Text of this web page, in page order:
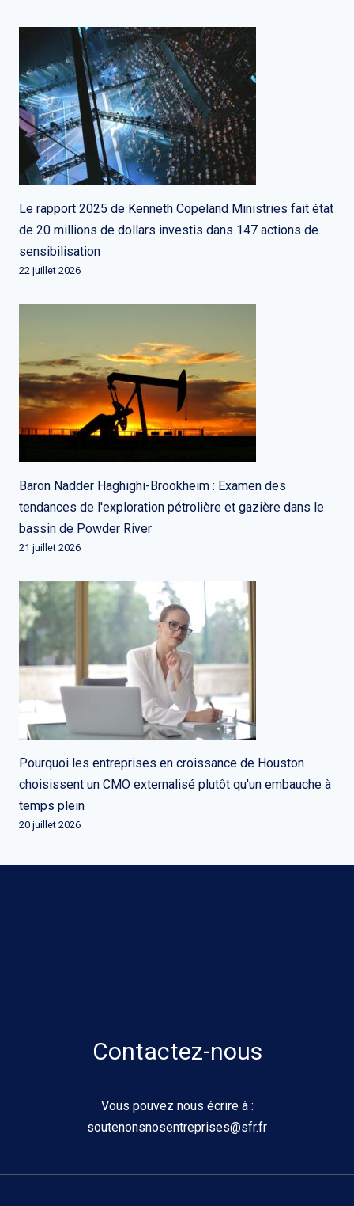
Le rapport 2025 de Kenneth Copeland Ministries fait état
de 20 millions de dollars investis dans 147 actions de
sensibilisation
22 juillet 2026
Baron Nadder Haghighi-Brookheim : Examen des
tendances de l'exploration pétrolière et gazière dans le
bassin de Powder River
21 juillet 2026
Pourquoi les entreprises en croissance de Houston
choisissent un CMO externalisé plutôt qu'un embauche à
temps plein
20 juillet 2026
Contactez-nous
Vous pouvez nous écrire à :
soutenonsnosentreprises@sfr.fr